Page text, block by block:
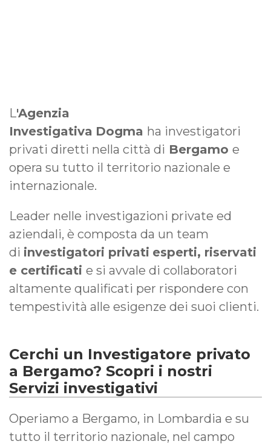
L'Agenzia
Investigativa Dogma ha investigatori
privati diretti nella città di Bergamo e
opera su tutto il territorio nazionale e
internazionale.
Leader nelle investigazioni private ed
aziendali, è composta da un team
di investigatori privati esperti, riservati
e certificati e si avvale di collaboratori
altamente qualificati per rispondere con
tempestività alle esigenze dei suoi clienti.
Cerchi un Investigatore privato
a Bergamo? Scopri i nostri
Servizi investigativi
Operiamo a Bergamo, in Lombardia e su
tutto il territorio nazionale, nel campo